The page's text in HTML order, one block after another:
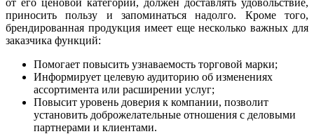
приносить пользу и запоминаться надолго. Кроме того,
брендированная продукция имеет еще несколько важных для
заказчика функций:
Помогает повысить узнаваемость торговой марки;
Информирует целевую аудиторию об изменениях
ассортимента или расширении услуг;
Повысит уровень доверия к компании, позволит
установить доброжелательные отношения с деловыми
партнерами и клиентами.